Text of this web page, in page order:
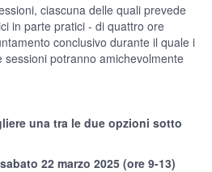
ciascuna delle quali prevede
in parte pratici - di quattro ore
conclusivo durante il quale i
potranno amichevolmente
una tra le due opzioni sotto
22 marzo 2025 (ore 9-13)